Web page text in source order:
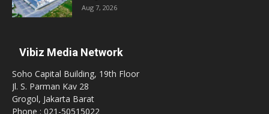
Aug 7, 2026
Vibiz Media Network
Soho Capital Building, 19th Floor
Jl. S. Parman Kav 28
Grogol, Jakarta Barat
Phone : 021-50515022